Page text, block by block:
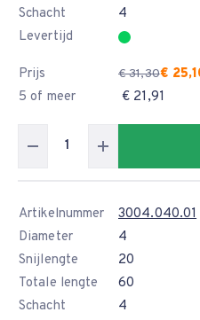
Schacht
4
Levertijd
Prijs € 31,30€
5 of meer
€ 21,91
Artikelnummer
3004.040.01
Diameter
4
Snijlengte
20
Totale lengte
60
Schacht
4